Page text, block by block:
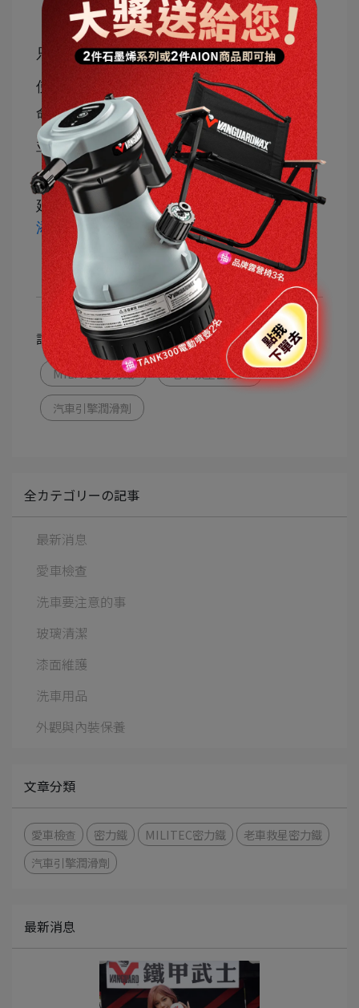
只要從根本改善金屬光滑度，就能降低磨損
使運轉更平滑、保護金屬機件、延長使用壽
命
並降低運轉噪音與機油溫度
進而達成提升性能、節能省油的效果
延伸閱讀＞ MILITEC密力鐵金屬保護劑怎麼
添加？QA一次看
記事カテゴリー 密力鐵
MILITEC密力鐵 老車救星密力鐵
汽車引擎潤滑劑
全カテゴリーの記事
最新消息
愛車檢查
洗車要注意的事
玻璃清潔
漆面維護
洗車用品
外觀與內裝保養
文章分類
愛車檢查 密力鐵 MILITEC密力鐵
老車救星密力鐵
汽車引擎潤滑劑
最新消息